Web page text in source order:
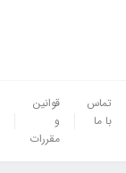
تماس
با ما
قوانین
و
مقررات